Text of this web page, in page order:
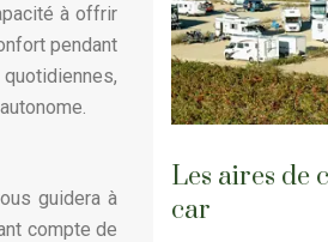
à offrir
pendant
guidera à
compte de
Les aires de
car